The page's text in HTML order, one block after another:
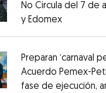
No Circula del 7 de
y Edomex
Preparan ‘carnaval
Acuerdo Pemex-
fase de ejecución,